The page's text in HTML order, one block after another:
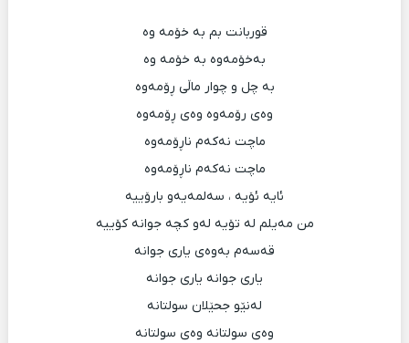
قوربانت بم به‌ خۆمه‌ وه‌
به‌خۆمه‌وه‌ به‌ خۆمه‌ وه‌
به‌ چل و چوار ماڵی ڕۆمه‌وه‌
وه‌ی رۆمه‌وه‌ وه‌ی ڕۆمه‌وه‌
ماچت نه‌که‌م ناڕۆمه‌وه‌
ماچت نه‌که‌م ناڕۆمه‌وه‌
ئایه‌ ئۆیه‌ ، سه‌لمه‌یه‌و بارۆییه‌
من مه‌یلم له‌ تۆیه‌ له‌و کچه‌ جوانه‌ کۆییه‌
قه‌سه‌م به‌وه‌ی یاری جوانه‌
یاری جوانه‌ یاری جوانه‌
له‌نێو جحێلان سولتانه‌
وه‌ی سولتانه‌ وه‌ی سولتانه‌